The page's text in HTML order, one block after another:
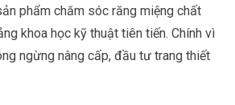
phẩm chăm sóc răng miệng chất
khoa học kỹ thuật tiên tiến. Chính vì
ngừng nâng cấp, đầu tư trang thiết